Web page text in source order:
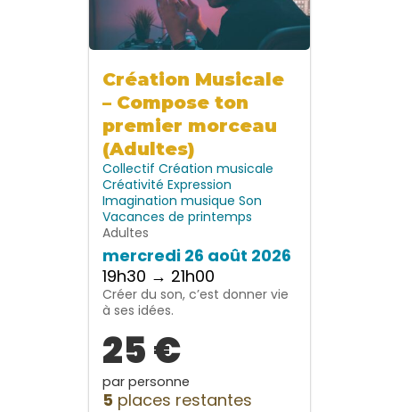
Création Musicale
– Compose ton
premier morceau
(Adultes)
Collectif Création musicale
Créativité Expression
Imagination musique Son
Vacances de printemps
Adultes
mercredi 26 août 2026
19h30 → 21h00
Créer du son, c’est donner vie
à ses idées.
25 €
par personne
5 places restantes